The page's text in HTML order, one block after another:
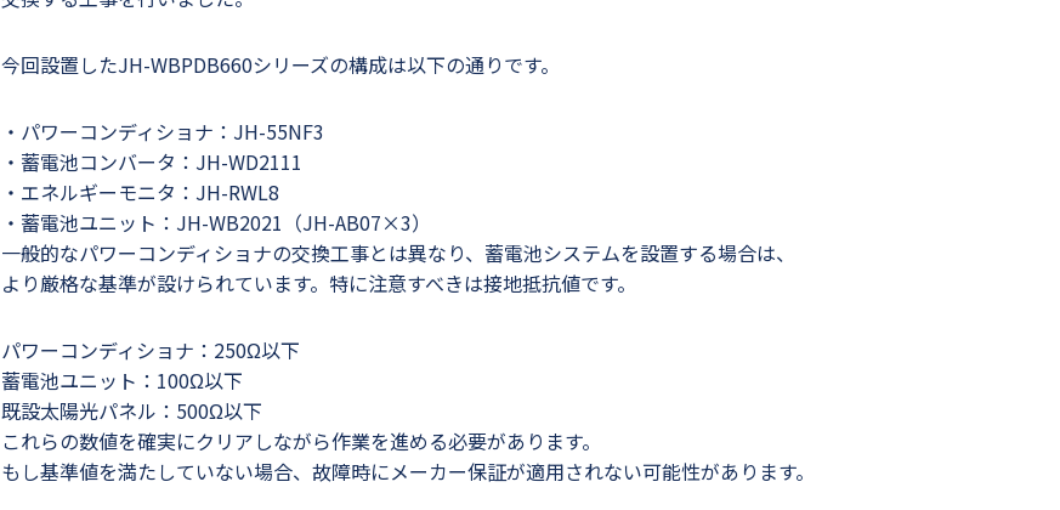
今回設置したJH-WBPDB660シリーズの構成は以下の通りです。
・パワーコンディショナ：JH-55NF3
・蓄電池コンバータ：JH-WD2111
・エネルギーモニタ：JH-RWL8
・蓄電池ユニット：JH-WB2021（JH-AB07×3）
一般的なパワーコンディショナの交換工事とは異なり、蓄電池システムを設置する場合は、
より厳格な基準が設けられています。特に注意すべきは接地抵抗値です。
パワーコンディショナ：250Ω以下
蓄電池ユニット：100Ω以下
既設太陽光パネル：500Ω以下
これらの数値を確実にクリアしながら作業を進める必要があります。
もし基準値を満たしていない場合、故障時にメーカー保証が適用されない可能性があります。